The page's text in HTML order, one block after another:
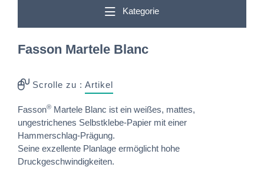
Kategorie
Fasson Martele Blanc
Scrolle zu : Artikel
Fasson® Martele Blanc ist ein weißes, mattes,
ungestrichenes Selbstklebe-Papier mit einer
Hammerschlag-Prägung.
Seine exzellente Planlage ermöglicht hohe
Druckgeschwindigkeiten.